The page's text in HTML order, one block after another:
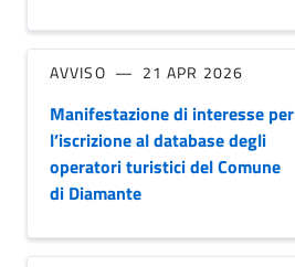
AVVISO 21 APR 2026
Manifestazione di interesse per
l’iscrizione al database degli
operatori turistici del Comune
di Diamante